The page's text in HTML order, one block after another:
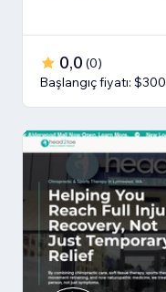
0,0 (0)
Başlangıç fiyatı: $300